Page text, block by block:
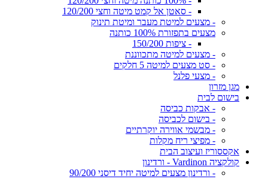
- סאטן אל קמט מיטה וחצי 120/200
- מצעים למיטת מעבר ומיטת תינוק
מצעים בתפזורת 100% כותנה
- ציפות 150/200
- מצעים למיטה מתכווננת
- סט מצעים למיטה 5 חלקים
- מצעי פלנל
מגן מזרון
בישום לבית
- אבקות כביסה
- בישום לכביסה
- מבשמי אווירה יוקרתיים
- מפיצי ריח מקלות
אקססוריז ועיצוב הבית
קולקציה Vardinon - ורדינון
- ורדינון מצעים למיטה יחיד דיסני 90/200